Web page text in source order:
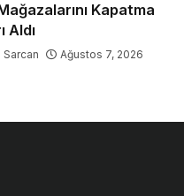
Kapatma
Aldı
Sarcan Ağustos 7, 2026